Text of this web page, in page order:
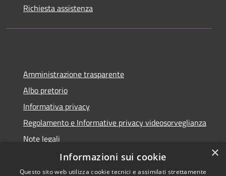
Richiesta assistenza
Amministrazione trasparente
Albo pretorio
Informativa privacy
Regolamento e Informative privacy videosorveglianza
Note legali
Dichiarazione di accessibilità
×
Informazioni sui cookie
Questo sito web utilizza cookie tecnici e assimilati strettamente